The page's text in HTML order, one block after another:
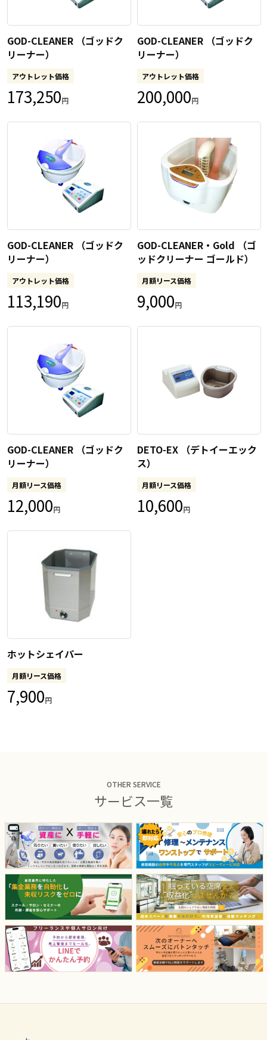
GOD-CLEANER （ゴッドク
リーナー）
アウトレット価格
173,250円
GOD-CLEANER （ゴッドク
リーナー）
アウトレット価格
200,000円
GOD-CLEANER （ゴッドク
リーナー）
アウトレット価格
113,190円
GOD-CLEANER・Gold （ゴ
ッドクリーナー ゴールド）
月額リース価格
9,000円
GOD-CLEANER （ゴッドク
リーナー）
月額リース価格
12,000円
DETO-EX （デトイーエック
ス）
月額リース価格
10,600円
ホットシェイパー
月額リース価格
7,900円
OTHER SERVICE
サービス一覧